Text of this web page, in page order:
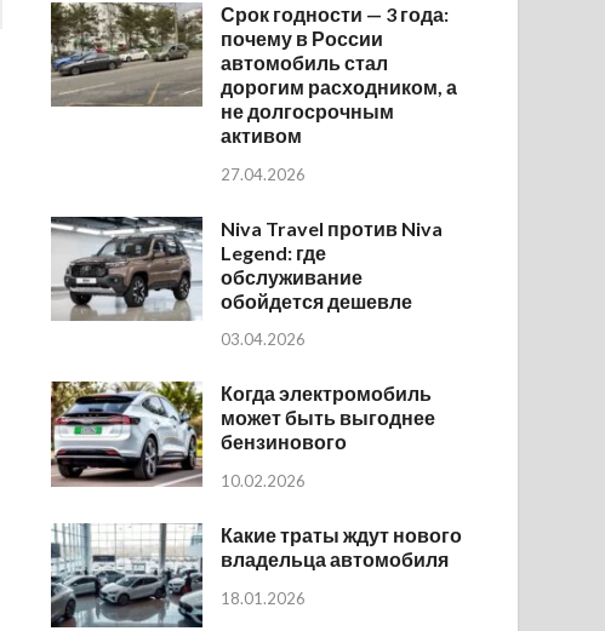
Срок годности — 3 года:
почему в России
автомобиль стал
дорогим расходником, а
не долгосрочным
активом
27.04.2026
Niva Travel против Niva
Legend: где
обслуживание
обойдется дешевле
03.04.2026
Когда электромобиль
может быть выгоднее
бензинового
10.02.2026
Какие траты ждут нового
владельца автомобиля
18.01.2026